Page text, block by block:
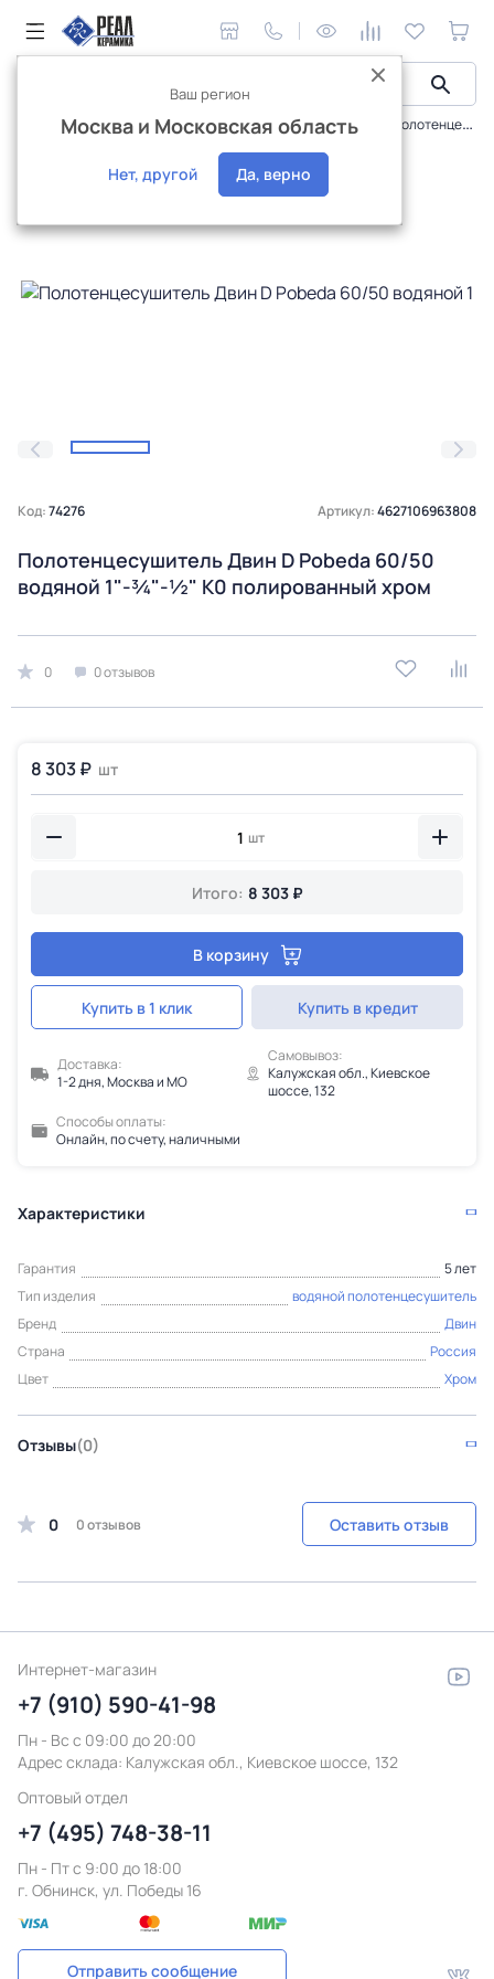
Сантехника и аксессуары Полотенцесушители Полотенцесушитель Двин D Pobeda 60/50 водяной 1"-¾"-½" К0 полированный хром
Интернет-магазин
Код:74276 Артикул:4627106963808
Полотенцесушитель Двин D Pobeda 60/50
водяной 1"-¾"-½" К0 полированный хром
0 0 отзывов
8 303 ₽ шт
шт
Итого: 8 303 ₽
В корзину
Купить в 1 клик Купить в кредит
Доставка:
1-2 дня, Москва и МО
Самовывоз:
Калужская обл., Киевское
шоссе, 132
Способы оплаты:
Онлайн, по счету, наличными
Характеристики
Гарантия
5 лет
Тип изделия
водяной полотенцесушитель
Бренд
Двин
Страна
Россия
Цвет
Хром
Отзывы(0)
0 0 отзывов Оставить отзыв
Интернет-магазин
+7 (910) 590-41-98
Пн - Вс с 09:00 до 20:00
Адрес склада: Калужская обл., Киевское шоссе, 132
Оптовый отдел
+7 (495) 748-38-11
Пн - Пт c 9:00 до 18:00
г. Обнинск, ул. Победы 16
Отправить сообщение
Ваш регион
Москва и Московская область
Нет, другой Да, верно